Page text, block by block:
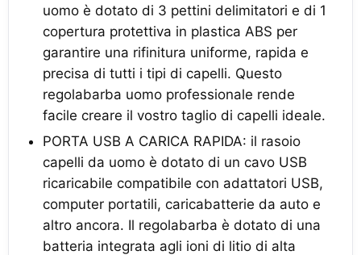
uomo è dotato di 3 pettini delimitatori e di 1
copertura protettiva in plastica ABS per
garantire una rifinitura uniforme, rapida e
precisa di tutti i tipi di capelli. Questo
regolabarba uomo professionale rende
facile creare il vostro taglio di capelli ideale.
PORTA USB A CARICA RAPIDA: il rasoio
capelli da uomo è dotato di un cavo USB
ricaricabile compatibile con adattatori USB,
computer portatili, caricabatterie da auto e
altro ancora. Il regolabarba è dotato di una
batteria integrata agli ioni di litio di alta